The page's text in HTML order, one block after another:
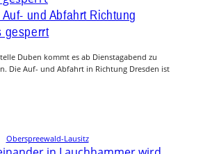
und Abfahrt Richtung
gesperrt
Duben kommt es ab Dienstagabend zu
Die Auf- und Abfahrt in Richtung Dresden ist
Oberspreewald-Lausitz